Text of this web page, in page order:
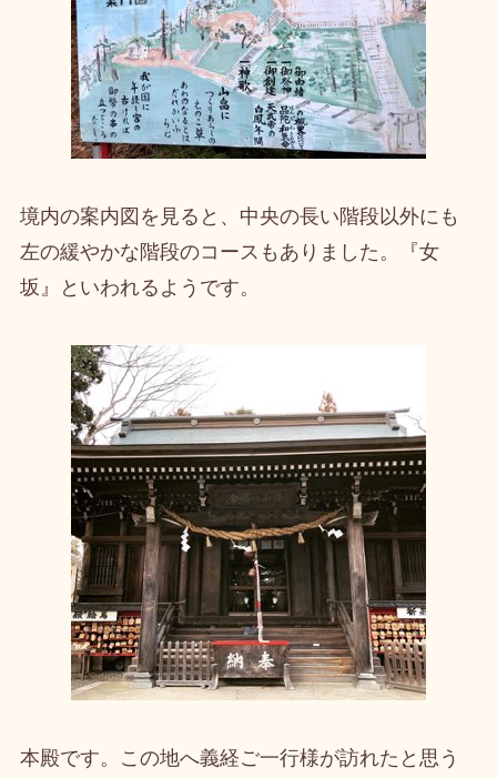
境内の案内図を見ると、中央の長い階段以外にも
左の緩やかな階段のコースもありました。『女
坂』といわれるようです。
本殿です。この地へ義経ご一行様が訪れたと思う